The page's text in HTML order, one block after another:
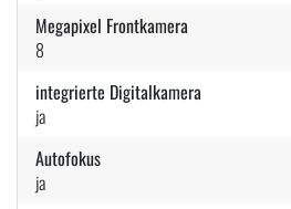
Megapixel Frontkamera
8
integrierte Digitalkamera
ja
Autofokus
ja